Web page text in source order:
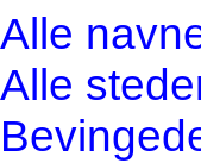
Alle
Alle